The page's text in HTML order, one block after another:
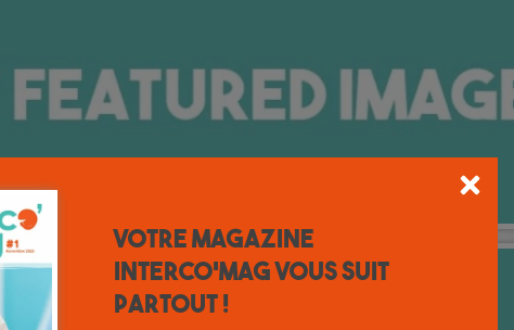
Votre magazine
INTERCO'MAG vous suit
partout !